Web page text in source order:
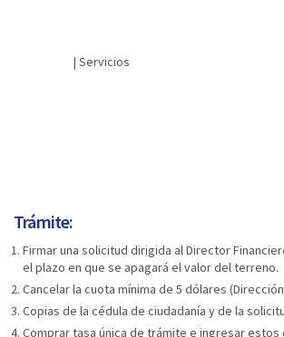
| Servicios
Trámite:
Firmar una solicitud dirigida al Director
el plazo en que se apagará el valor del terreno.
Cancelar la cuota mínima de 5 dólares
Copias de la cédula de ciudadanía y de la
Comprar tasa única de trámite e ingresar estos